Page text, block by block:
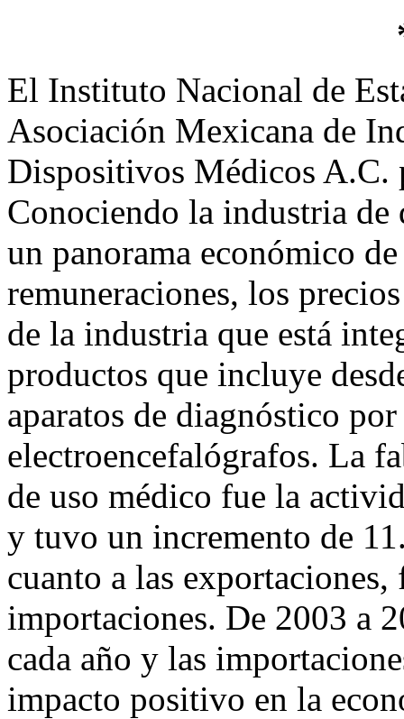
El Instituto Nacional de
Asociación Mexicana de
Dispositivos Médicos A.C.
Conociendo la industria
un panorama económico
remuneraciones, los
de la industria que está
productos que incluye
aparatos de diagnóstico
electroencefalógrafos. La
de uso médico fue la
y tuvo un incremento de
cuanto a las
importaciones. De 2003 a
cada año y las
impacto positivo en la